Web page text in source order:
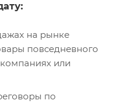
на рынке
повседневного
или
по